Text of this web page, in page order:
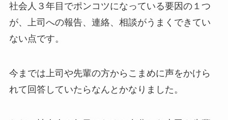
社会人３年目でポンコツになっている要因の１つ
が、上司への報告、連絡、相談がうまくできてい
ない点です。
今までは上司や先輩の方からこまめに声をかけら
れて回答していたらなんとかなりました。